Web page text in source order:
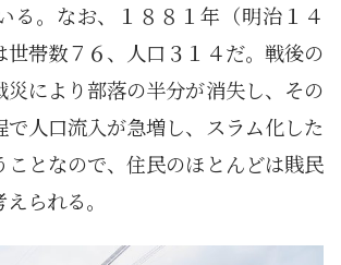
る。なお、１８８１年（明治１４
帯数７６、人口３１４だ。戦後の
災により部落の半分が消失し、その
人口流入が急増し、スラム化した
ことなので、住民のほとんどは賎民
られる。